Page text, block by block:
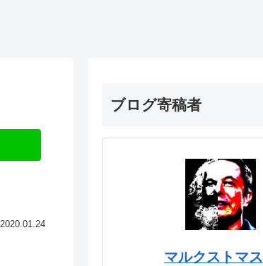
2020.01.24
ブログ寄稿者
マルクストマ